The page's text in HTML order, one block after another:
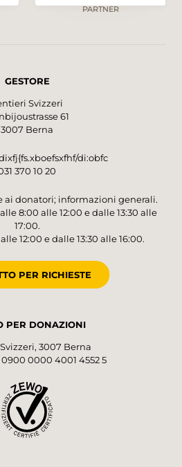
PARTNER
GESTORE
Svizzeri
61
3007 Berna
di:obfc
370 10 20
ai donatori; informazioni generali.
8:00 alle 12:00 e dalle 13:30 alle
17:00.
12:00 e dalle 13:30 alle 16:00.
PER RICHIESTE
PER DONAZIONI
3007 Berna
0000 4001 4552 5